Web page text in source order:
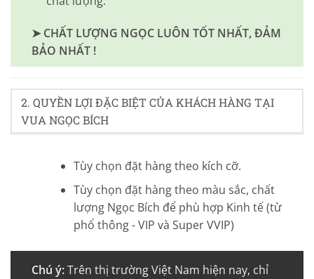
➤ CHẤT LƯỢNG NGỌC LUÔN TỐT NHẤT, ĐẢM
BẢO NHẤT !
2. QUYỀN LỢI ĐẶC BIỆT CỦA KHÁCH HÀNG TẠI
VUA NGỌC BÍCH
Tùy chọn đặt hàng theo kích cỡ.
Tùy chọn đặt hàng theo màu sắc, chất
lượng Ngọc Bích để phù hợp Kinh tế (từ
phổ thông - VIP và Super VVIP)
Chú ý:Trên thị trường Việt Nam hiện nay, chỉ